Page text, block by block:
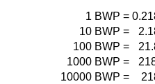
1 BWP =
10 BWP =
100 BWP =
1000 BWP =
10000 BWP =